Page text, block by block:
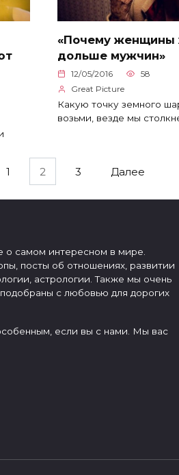
«Почему женщины
дольше мужчин»
12/05/2016
58
Great Picture
Какую точку земного
возьми, везде мы
1 2 3 Далее
о самом интересном в мире.
посты об отношениях, развитии
астрологии. Также мы очень
с любовью для дорогих
если вы с нами. Мы вас